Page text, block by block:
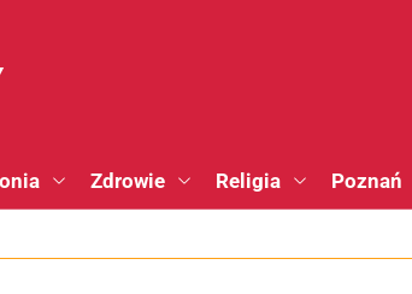
Zdrowie Religia Poznań